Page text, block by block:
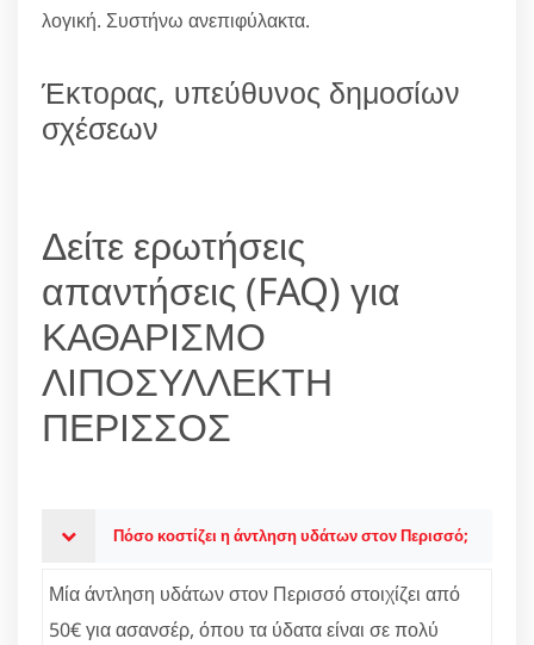
λογική. Συστήνω ανεπιφύλακτα.
Έκτορας, υπεύθυνος δημοσίων
σχέσεων
Δείτε ερωτήσεις
απαντήσεις (FAQ) για
ΚΑΘΑΡΙΣΜΟ
ΛΙΠΟΣΥΛΛΕΚΤΗ
ΠΕΡΙΣΣΟΣ
Πόσο κοστίζει η άντληση υδάτων στον Περισσό;
Μία άντληση υδάτων στον Περισσό στοιχίζει από
50€ για ασανσέρ, όπου τα ύδατα είναι σε πολύ